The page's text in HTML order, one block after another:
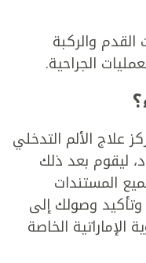
القدم والركبة
الجراحية.
الألم التدخلي
ليقوم بعد ذلك
المستندات
وصولك إلى
الإماراتية الخاصة